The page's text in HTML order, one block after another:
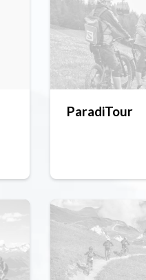
ParadiTour